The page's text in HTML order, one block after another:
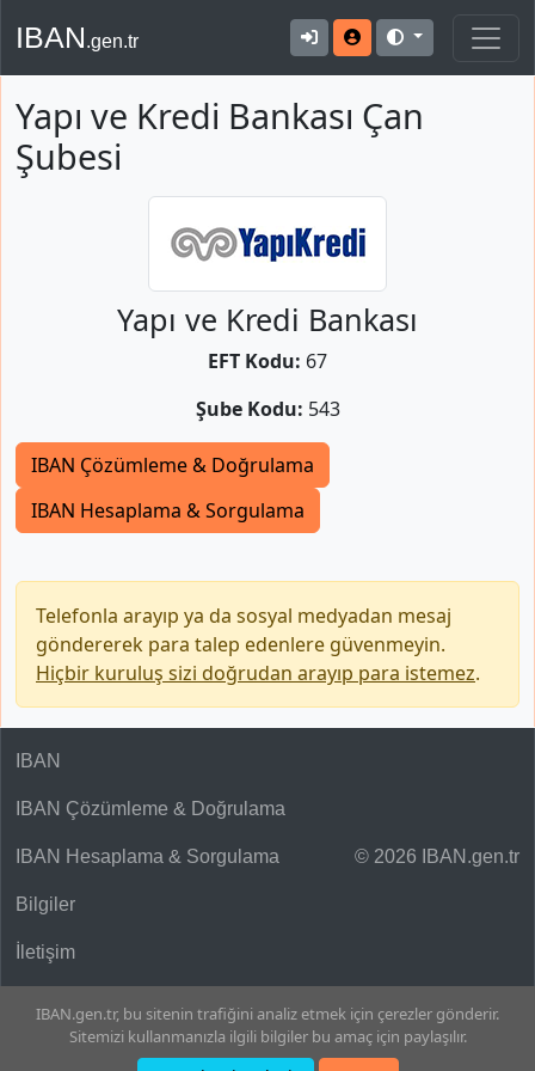
IBAN.gen.tr
Yapı ve Kredi Bankası Çan
Şubesi
Yapı ve Kredi Bankası
EFT Kodu: 67
Şube Kodu: 543
IBAN Çözümleme & Doğrulama
IBAN Hesaplama & Sorgulama
Telefonla arayıp ya da sosyal medyadan mesaj
göndererek para talep edenlere güvenmeyin.
Hiçbir kuruluş sizi doğrudan arayıp para istemez.
© 2026 IBAN.gen.tr
IBAN
IBAN Çözümleme & Doğrulama
IBAN Hesaplama & Sorgulama
Bilgiler
İletişim
IBAN.gen.tr, bu sitenin trafiğini analiz etmek için çerezler gönderir.
Sitemizi kullanmanızla ilgili bilgiler bu amaç için paylaşılır.